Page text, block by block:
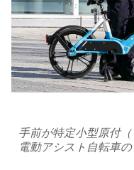
ライフス
テクノロ
このメデ
運営会社
手前が特定小型原付
電動アシスト自転車の